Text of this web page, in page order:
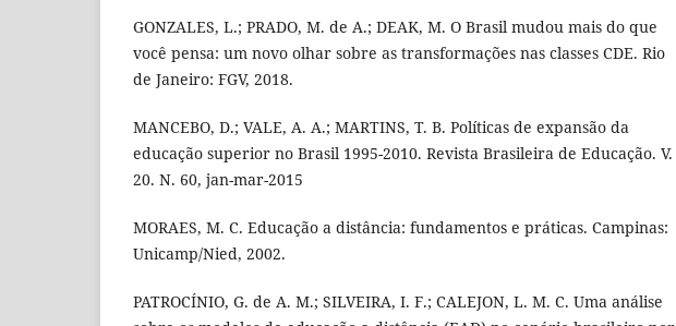
GONZALES, L.; PRADO, M. de A.; DEAK, M. O Brasil mudou mais do que
você pensa: um novo olhar sobre as transformações nas classes CDE. Rio
de Janeiro: FGV, 2018.
MANCEBO, D.; VALE, A. A.; MARTINS, T. B. Políticas de expansão da
educação superior no Brasil 1995-2010. Revista Brasileira de Educação. V.
20. N. 60, jan-mar-2015
MORAES, M. C. Educação a distância: fundamentos e práticas. Campinas:
Unicamp/Nied, 2002.
PATROCÍNIO, G. de A. M.; SILVEIRA, I. F.; CALEJON, L. M. C. Uma análise